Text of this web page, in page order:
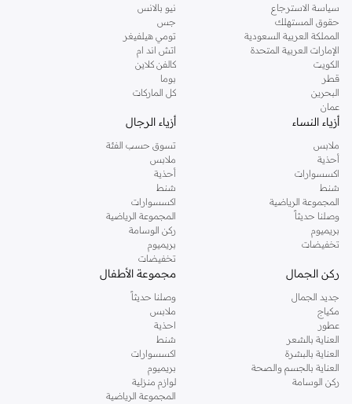
تسوقي دوروثي بيركنز اون لاين مسقط
تسوقي دوروثي بيركنز اون لاين من نمشي واستمتعي باكثر من الف ستايل من مجموعة
دوروثي بيركنز الشهيرة. تصفحي المجموعة كاملة في متجر دوروثي بيركنز اون لاين او
استخدمي القائمة لتحديد تجربة تسوق دوروثي بيركنز اون لاين. خدمة التوصيل السريعة
والدعم الاستثنائي يضمن لك تجربة تسوق ممتعة دائما مع نمشي.
سياسة الاسترجاع
حقوق المستهلك
المملكة العربية السعودية
الإمارات العربية المتحدة
الكويت
قطر
البحرين
عمان
نيو بالانس
جس
تومي هيلفيغر
اتش اند ام
كالفن كلاين
بوما
كل الماركات
أزياء النساء
ملابس
أحذية
اكسسوارات
شنط
المجموعة الرياضية
وصلنا حديثاً
بريميوم
تخفيضات
أزياء الرجال
تسوق حسب الفئة
ملابس
أحذية
شنط
اكسسوارات
المجموعة الرياضية
ركن الوسامة
بريميوم
تخفيضات
ركن الجمال
جديد الجمال
مكياج
عطور
العناية بالشعر
العناية بالبشرة
العناية بالجسم والصحة
ركن الوسامة
مجموعة الأطفال
وصلنا حديثاً
ملابس
احذية
شنط
اكسسوارات
بريميوم
لوازم منزلية
المجموعة الرياضية